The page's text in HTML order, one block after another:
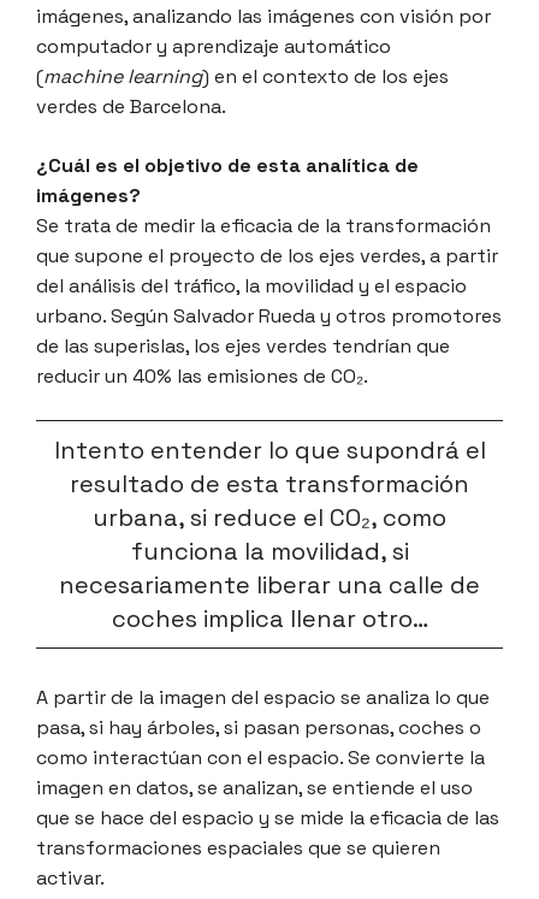
imágenes, analizando las imágenes con visión por
computador y aprendizaje automático
(machine learning) en el contexto de los ejes
verdes de Barcelona.
¿Cuál es el objetivo de esta analítica de
imágenes?
Se trata de medir la eficacia de la transformación
que supone el proyecto de los ejes verdes, a partir
del análisis del tráfico, la movilidad y el espacio
urbano. Según Salvador Rueda y otros promotores
de las superislas, los ejes verdes tendrían que
reducir un 40% las emisiones de CO₂.
Intento entender lo que supondrá el
resultado de esta transformación
urbana, si reduce el CO₂, como
funciona la movilidad, si
necesariamente liberar una calle de
coches implica llenar otro…
A partir de la imagen del espacio se analiza lo que
pasa, si hay árboles, si pasan personas, coches o
como interactúan con el espacio. Se convierte la
imagen en datos, se analizan, se entiende el uso
que se hace del espacio y se mide la eficacia de las
transformaciones espaciales que se quieren
activar.